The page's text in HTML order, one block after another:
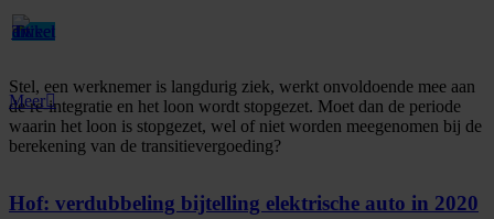
Stel, een werknemer is langdurig ziek, werkt onvoldoende mee aan
de re-integratie en het loon wordt stopgezet. Moet dan de periode
waarin het loon is stopgezet, wel of niet worden meegenomen bij de
berekening van de transitievergoeding?
Meer
Hof: verdubbeling bijtelling elektrische auto in 2020